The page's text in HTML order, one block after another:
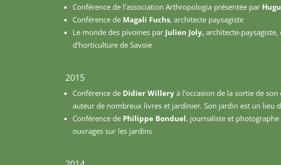
Conférence de l’association Arthropologia présentée par
Conférence de Magali Fuchs, architecte paysagiste
Le monde des pivoines par Julien Joly,architecte-paysagiste,
d’horticulture de Savoie
2015
Conférence de Didier Willeryà l’occasion de la sortie de
auteur de nombreux livres et jardinier. Son jardin est un lieu
Conférence de Philippe Bonduel, journaliste et
ouvrages sur les jardins